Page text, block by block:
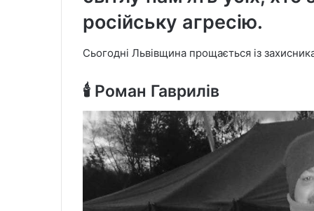
російську агресію.
Сьогодні Львівщина прощається із
🕯️ Роман Гаврилів